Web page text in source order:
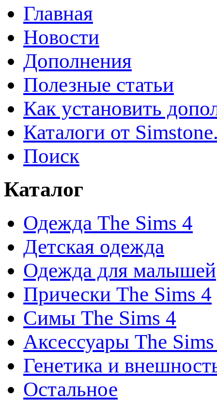
Главная
Новости
Дополнения
Полезные статьи
Как установить
Каталоги от
Поиск
Каталог
Одежда The Sims 4
Детская одежда
Одежда для малышей
Прически The Sims 4
Симы The Sims 4
Аксессуары The
Генетика и
Остальное